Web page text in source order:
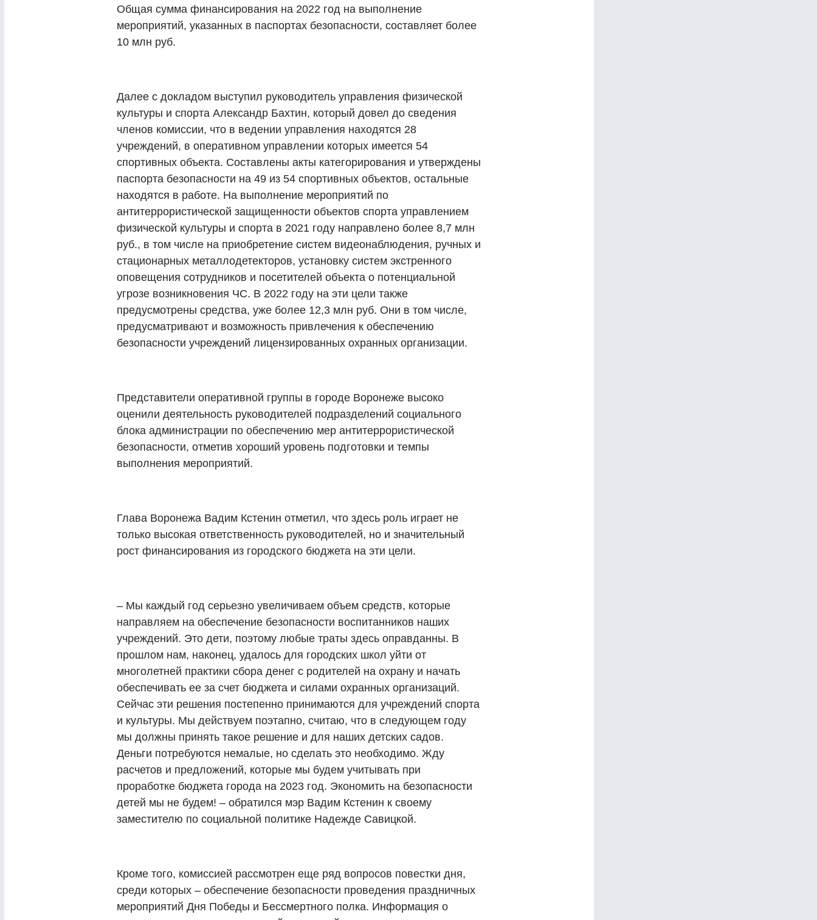
Общая сумма финансирования на 2022 год на выполнение
мероприятий, указанных в паспортах безопасности, составляет более
10 млн руб.
Далее с докладом выступил руководитель управления физической
культуры и спорта Александр Бахтин, который довел до сведения
членов комиссии, что в ведении управления находятся 28
учреждений, в оперативном управлении которых имеется 54
спортивных объекта. Составлены акты категорирования и утверждены
паспорта безопасности на 49 из 54 спортивных объектов, остальные
находятся в работе. На выполнение мероприятий по
антитеррористической защищенности объектов спорта управлением
физической культуры и спорта в 2021 году направлено более 8,7 млн
руб., в том числе на приобретение систем видеонаблюдения, ручных и
стационарных металлодетекторов, установку систем экстренного
оповещения сотрудников и посетителей объекта о потенциальной
угрозе возникновения ЧС. В 2022 году на эти цели также
предусмотрены средства, уже более 12,3 млн руб. Они в том числе,
предусматривают и возможность привлечения к обеспечению
безопасности учреждений лицензированных охранных организации.
Представители оперативной группы в городе Воронеже высоко
оценили деятельность руководителей подразделений социального
блока администрации по обеспечению мер антитеррористической
безопасности, отметив хороший уровень подготовки и темпы
выполнения мероприятий.
Глава Воронежа Вадим Кстенин отметил, что здесь роль играет не
только высокая ответственность руководителей, но и значительный
рост финансирования из городского бюджета на эти цели.
– Мы каждый год серьезно увеличиваем объем средств, которые
направляем на обеспечение безопасности воспитанников наших
учреждений. Это дети, поэтому любые траты здесь оправданны. В
прошлом нам, наконец, удалось для городских школ уйти от
многолетней практики сбора денег с родителей на охрану и начать
обеспечивать ее за счет бюджета и силами охранных организаций.
Сейчас эти решения постепенно принимаются для учреждений спорта
и культуры. Мы действуем поэтапно, считаю, что в следующем году
мы должны принять такое решение и для наших детских садов.
Деньги потребуются немалые, но сделать это необходимо. Жду
расчетов и предложений, которые мы будем учитывать при
проработке бюджета города на 2023 год. Экономить на безопасности
детей мы не будем! – обратился мэр Вадим Кстенин к своему
заместителю по социальной политике Надежде Савицкой.
Кроме того, комиссией рассмотрен еще ряд вопросов повестки дня,
среди которых – обеспечение безопасности проведения праздничных
мероприятий Дня Победы и Бессмертного полка. Информация о